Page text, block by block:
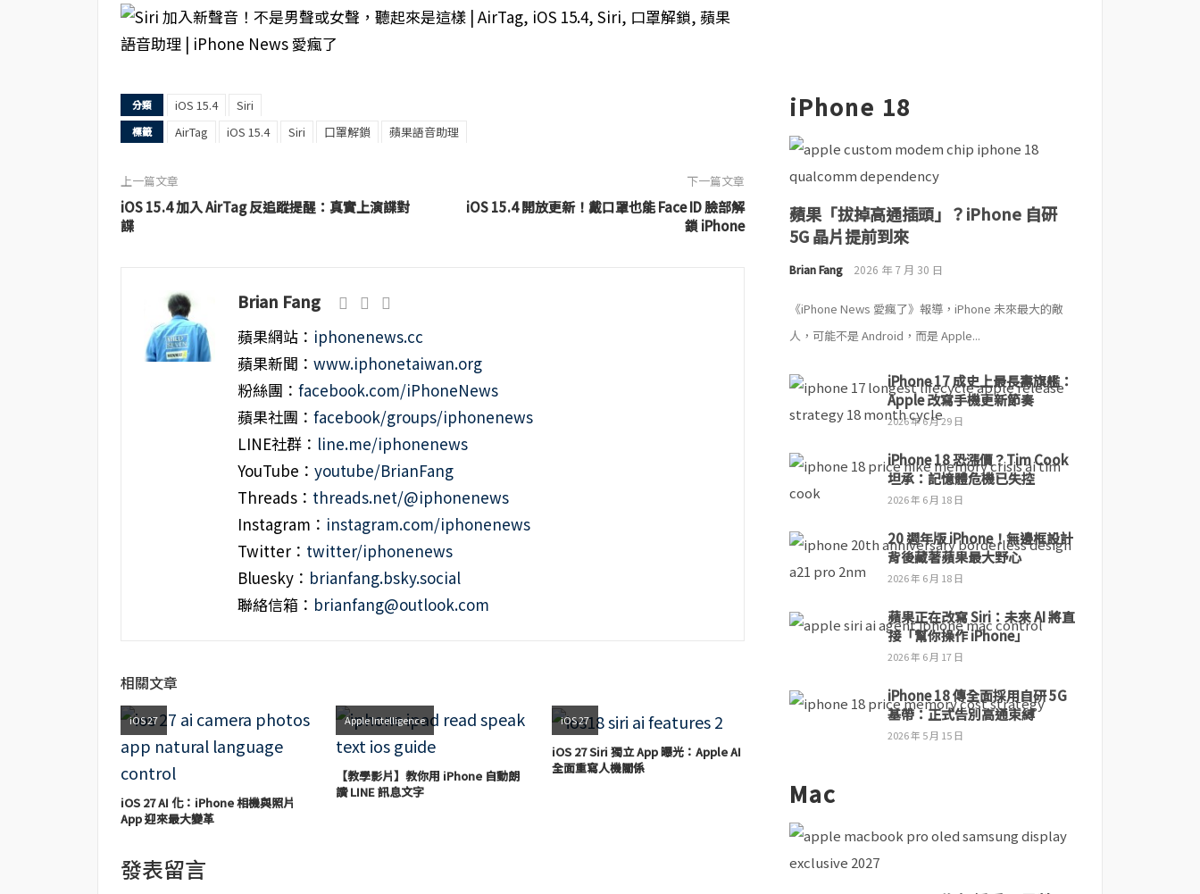
分類 iOS 15.4 Siri
標籤 AirTag iOS 15.4 Siri 口罩解鎖 蘋果語音助理
上一篇文章
iOS 15.4 加入 AirTag 反追蹤提醒：真實上演諜對
諜
下一篇文章
iOS 15.4 開放更新！戴口罩也能 Face ID 臉部解
鎖 iPhone
Brian Fang
蘋果網站： iphonenews.cc
蘋果新聞： www.iphonetaiwan.org
粉絲團： facebook.com/iPhoneNews
蘋果社團： facebook/groups/iphonenews
LINE社群： line.me/iphonenews
YouTube： youtube/BrianFang
Threads： threads.net/@iphonenews
Instagram： instagram.com/iphonenews
Twitter： twitter/iphonenews
Bluesky： brianfang.bsky.social
聯絡信箱： brianfang@outlook.com
相關文章
iOS 27
iOS 27 AI 化：iPhone 相機與照片
App 迎來最大變革
Apple Intelligence
【教學影片】教你用 iPhone 自動朗
讀 LINE 訊息文字
iOS 27
iOS 27 Siri 獨立 App 曝光：Apple AI
全面重寫人機關係
發表留言
iPhone 18
蘋果「拔掉高通插頭」？iPhone 自研
5G 晶片提前到來
Brian Fang 2026 年 7 月 30 日
《iPhone News 愛瘋了》報導，iPhone 未來最大的敵
人，可能不是 Android，而是 Apple...
iPhone 17 成史上最長壽旗艦：
Apple 改寫手機更新節奏
2026 年 6 月 29 日
iPhone 18 恐漲價？Tim Cook
坦承：記憶體危機已失控
2026 年 6 月 18 日
20 週年版 iPhone！無邊框設計
背後藏著蘋果最大野心
2026 年 6 月 18 日
蘋果正在改寫 Siri：未來 AI 將直
接「幫你操作 iPhone」
2026 年 6 月 17 日
iPhone 18 傳全面採用自研 5G
基帶：正式告別高通束縛
2026 年 5 月 15 日
Mac